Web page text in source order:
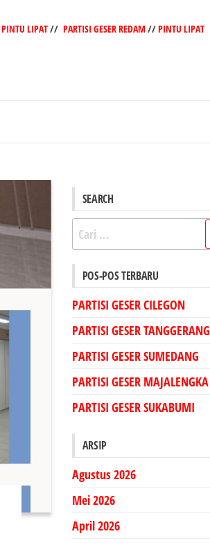
PINTU LIPAT// PARTISI GESER REDAM//PINTU LIPAT
SEARCH
Cari
untuk:
POS-POS TERBARU
PARTISI GESER CILEGON
PARTISI GESER TANGGERANG
PARTISI GESER SUMEDANG
PARTISI GESER MAJALENGKA
PARTISI GESER SUKABUMI
ARSIP
Agustus 2026
Mei 2026
April 2026